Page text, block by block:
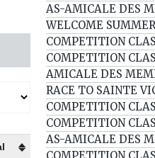
WELCOME
AMICALE DES